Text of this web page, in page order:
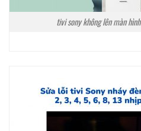
tivi sony không lên màn hình